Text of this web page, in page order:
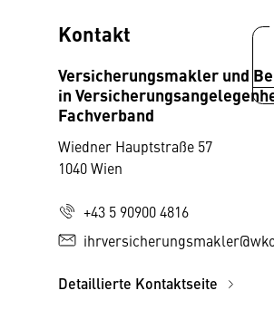
Kontakt
Versicherungsmakler und
in
Fachverband
Wiedner Hauptstraße 57
1040 Wien
+43 5 90900 4816
Detaillierte Kontaktseite